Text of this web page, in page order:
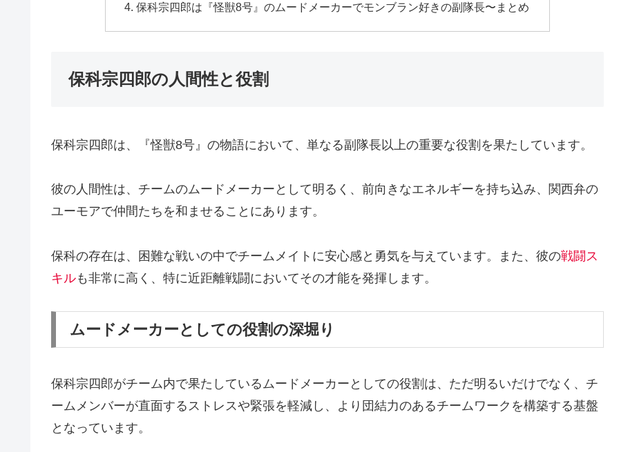
保科宗四郎は『怪獣8号』のムードメーカーでモンブラン好きの副隊長〜まとめ
保科宗四郎の人間性と役割
保科宗四郎は、『怪獣8号』の物語において、単なる副隊長以上の重要な役割を果たしています。
彼の人間性は、チームのムードメーカーとして明るく、前向きなエネルギーを持ち込み、関西弁の
ユーモアで仲間たちを和ませることにあります。
保科の存在は、困難な戦いの中でチームメイトに安心感と勇気を与えています。また、彼の戦闘ス
キルも非常に高く、特に近距離戦闘においてその才能を発揮します。
ムードメーカーとしての役割の深堀り
保科宗四郎がチーム内で果たしているムードメーカーとしての役割は、ただ明るいだけでなく、チ
ームメンバーが直面するストレスや緊張を軽減し、より団結力のあるチームワークを構築する基盤
となっています。